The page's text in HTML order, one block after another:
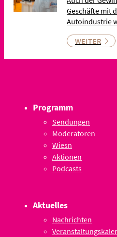
Geschäfte mit
Autoindustrie
WEITER
Programm
Sendungen
Moderatoren
Wiesn
Aktionen
Podcasts
Aktuelles
Nachrichten